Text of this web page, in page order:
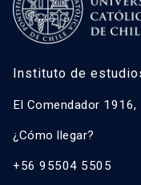
Instituto de
El Comendador 1916,
¿Cómo llegar?
+56 95504 5505